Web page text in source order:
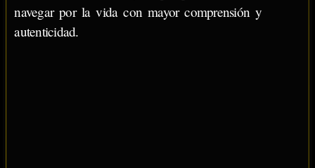
navegar por la vida con mayor comprensión y
autenticidad.